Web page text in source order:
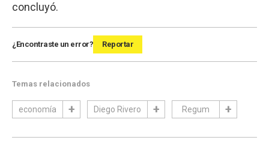
concluyó.
¿Encontraste un error? Reportar
Temas relacionados
economía Diego Rivero Regum